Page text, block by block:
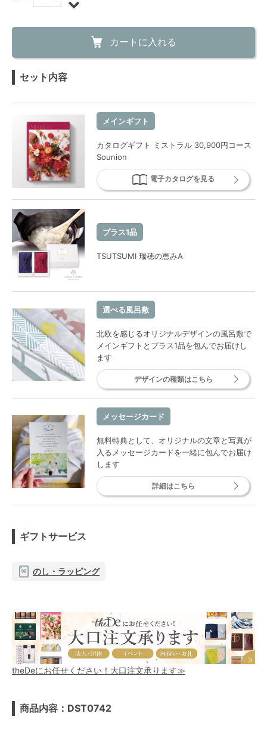
カートに入れる
セット内容
メインギフト
カタログギフト ミストラル 30,900円コース
Sounion
電子カタログを見る
プラス1品
TSUTSUMI 瑞穂の恵みA
選べる風呂敷
北欧を感じるオリジナルデザインの風呂敷で
メインギフトとプラス1品を包んでお届けし
ます
デザインの種類はこちら
メッセージカード
無料特典として、オリジナルの文章と写真が
入るメッセージカードを一緒に包んでお届け
します
詳細はこちら
ギフトサービス
のし・ラッピング
theDeにお任せください！大口注文承ります≫
商品内容：DST0742